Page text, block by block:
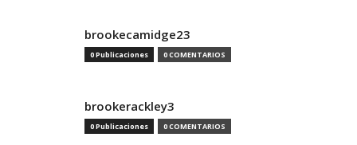
brookecamidge23
0 Publicaciones 0 COMENTARIOS
brookerackley3
0 Publicaciones 0 COMENTARIOS